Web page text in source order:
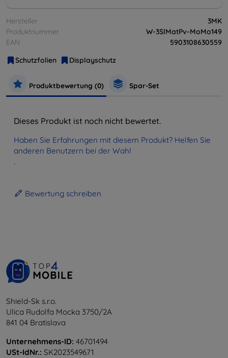
Hersteller
3MK
Produktnummer
W-3SlMatPv-MoMo149
EAN
5903108630559
Schutzfolien
Displayschutz
Produktbewertung (0) Spar-Set
Dieses Produkt ist noch nicht bewertet.
Haben Sie Erfahrungen mit diesem Produkt? Helfen Sie
anderen Benutzern bei der Wahl
.
Bewertung schreiben
Shield-Sk s.r.o.
Ulica Rudolfa Mocka 3750/2A
841 04 Bratislava
Unternehmens-ID: 46701494
USt-IdNr.: SK2023549671